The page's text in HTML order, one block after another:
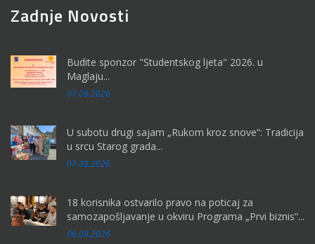
Zadnje Novosti
Budite sponzor "Studentskog ljeta" 2026. u
Maglaju...
07.08.2026
U subotu drugi sajam „Rukom kroz snove“: Tradicija
u srcu Starog grada...
07.08.2026
18 korisnika ostvarilo pravo na poticaj za
samozapošljavanje u okviru Programa „Prvi biznis“...
06.08.2026